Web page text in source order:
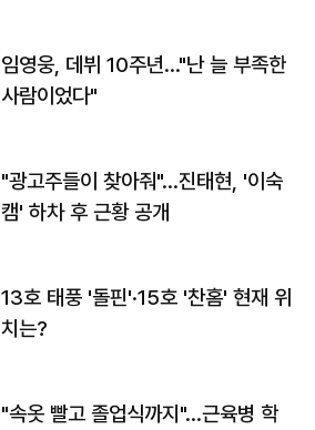
임영웅, 데뷔 10주년…"난 늘 부족한
사람이었다"
"광고주들이 찾아줘"…진태현, '이숙
캠' 하차 후 근황 공개
13호 태풍 '돌핀'·15호 '찬홈' 현재 위
치는?
"속옷 빨고 졸업식까지"…근육병 학